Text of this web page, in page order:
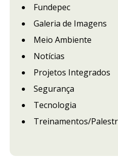
Fundepec
Galeria de Imagens
Meio Ambiente
Notícias
Projetos Integrados
Segurança
Tecnologia
Treinamentos/